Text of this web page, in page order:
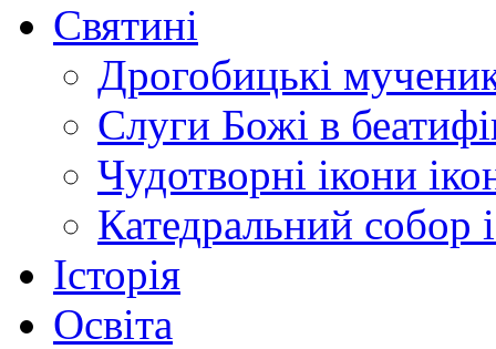
Святині
Дрогобицькі
Слуги Божі в
Чудотворні ікони
Катедральний собор
Історія
Освіта